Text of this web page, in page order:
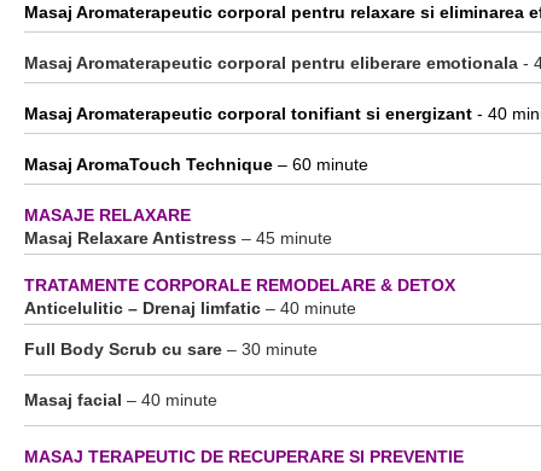
Masaj Aromaterapeutic corporal pentru relaxare si eliminarea
Masaj Aromaterapeutic corporal pentru eliberare emotionala -
Masaj Aromaterapeutic corporal tonifiant si energizant - 40
Masaj AromaTouch Technique – 60 minute
MASAJE RELAXARE
Masaj Relaxare Antistress – 45 minute
TRATAMENTE CORPORALE REMODELARE & DETOX
Anticelulitic – Drenaj limfatic – 40 minute
Full Body Scrub cu sare – 30 minute
Masaj facial – 40 minute
MASAJ TERAPEUTIC DE RECUPERARE SI PREVENTIE